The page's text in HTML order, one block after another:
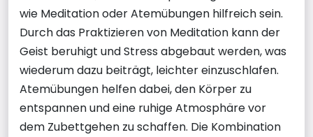
wie Meditation oder Atemübungen hilfreich sein.
Durch das Praktizieren von Meditation kann der
Geist beruhigt und Stress abgebaut werden, was
wiederum dazu beiträgt, leichter einzuschlafen.
Atemübungen helfen dabei, den Körper zu
entspannen und eine ruhige Atmosphäre vor
dem Zubettgehen zu schaffen. Die Kombination